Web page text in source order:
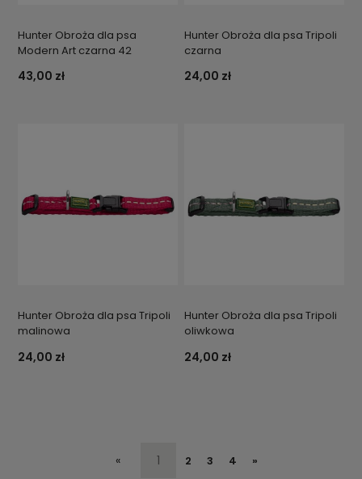
Hunter Obroża dla psa
Modern Art czarna 42
43,00 zł
Hunter Obroża dla psa Tripoli
czarna
24,00 zł
Hunter Obroża dla psa Tripoli
malinowa
24,00 zł
Hunter Obroża dla psa Tripoli
oliwkowa
24,00 zł
« 1 2 3 4 »